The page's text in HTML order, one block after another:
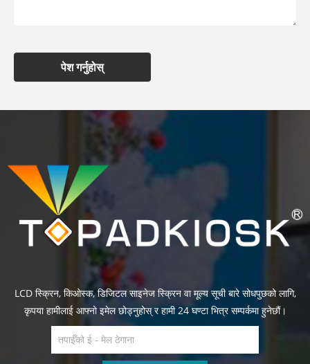
पेश गर्नुहोस्
LCD स्क्रिन, किओस्क, डिजिटल साइनेज स्क्रिन वा मूल्य सूची बारे सोधपुछको लागि,
कृपया हामीलाई आफ्नो इमेल छोड्नुहोस् र हामी 24 घण्टा भित्र सम्पर्कमा हुनेछौं।